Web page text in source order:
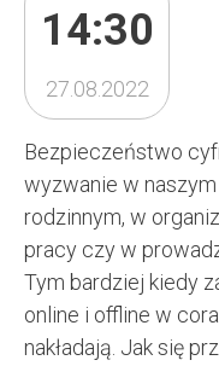
14:30
27.08.2022
Bezpieczeństwo
wyzwanie w
rodzinnym, w
pracy czy w
Tym bardziej kiedy
online i offline w
nakładają. Jak się